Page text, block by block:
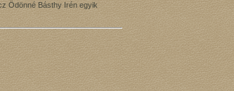
Ödönné Básthy Irén egyik